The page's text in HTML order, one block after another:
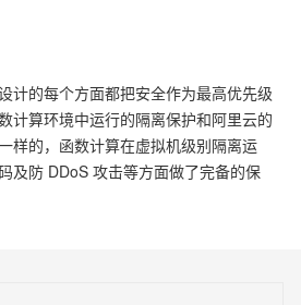
计的每个方面都把安全作为最高优先级
计算环境中运行的隔离保护和阿里云的
样的，函数计算在虚拟机级别隔离运
及防 DDoS 攻击等方面做了完备的保